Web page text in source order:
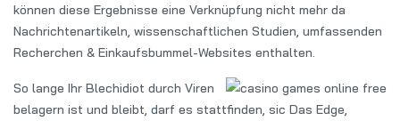
können diese Ergebnisse eine Verknüpfung nicht mehr da
Nachrichtenartikeln, wissenschaftlichen Studien, umfassenden
Recherchen & Einkaufsbummel-Websites enthalten.
So lange Ihr Blechidiot durch Viren
belagern ist und bleibt, darf es stattfinden, sic Das Edge,